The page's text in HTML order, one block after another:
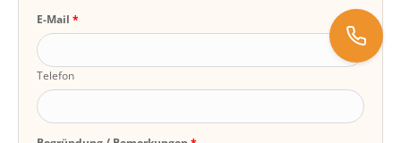
E-Mail
Telefon
koeln@deutsche-heilpraktikerschule.de